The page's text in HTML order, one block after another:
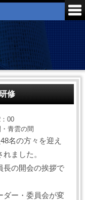
修
00
青雲の間
名の方々を迎え
ました。
長の開会の挨拶で
ダー・委員会が変